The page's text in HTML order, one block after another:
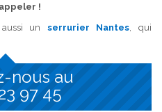
!
aussi un serrurier Nantes , qui
nous au
97 45